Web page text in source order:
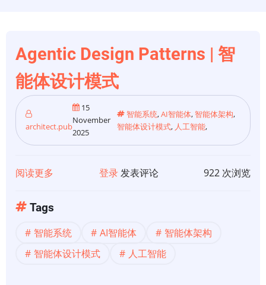
Agentic Design Patterns | 智
能体设计模式
architect.pub
15
November
2025
智能系统,AI智能体, 智能体架构,
智能体设计模式, 人工智能,
阅读更多
Patterns
|
登录发表评论 922 次浏览
Tags
智能系统 AI智能体
智能体架构
智能体设计模式
人工智能